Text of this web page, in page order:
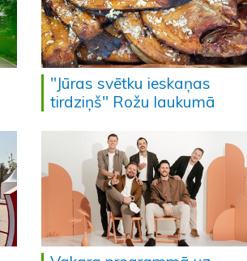
"Jūras svētku ieskaņas
tirdziņš" Rožu laukumā